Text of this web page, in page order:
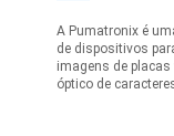
A Pumatronix é
de dispositivos
imagens de
óptico de